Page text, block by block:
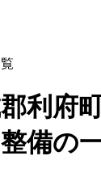
利府
備の